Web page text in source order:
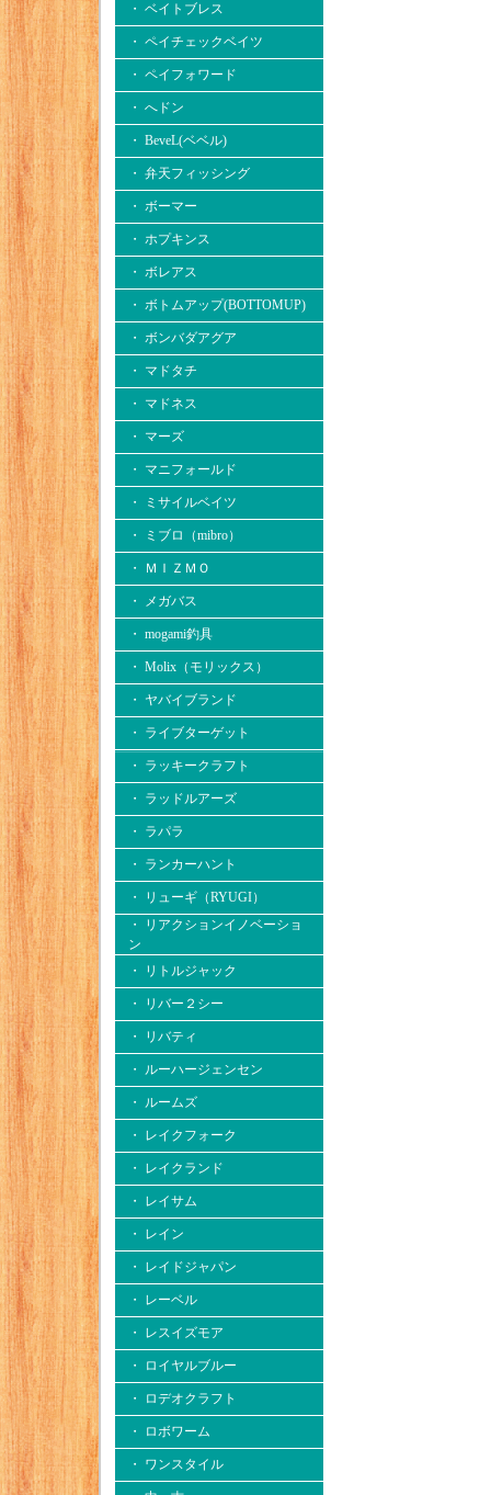
・ ベイトブレス
・ ペイチェックベイツ
・ ペイフォワード
・ へドン
・ BeveL(ベベル)
・ 弁天フィッシング
・ ボーマー
・ ホプキンス
・ ボレアス
・ ボトムアップ(BOTTOMUP)
・ ボンバダアグア
・ マドタチ
・ マドネス
・ マーズ
・ マニフォールド
・ ミサイルベイツ
・ ミブロ（mibro）
・ ＭＩＺＭＯ
・ メガバス
・ mogami釣具
・ Molix（モリックス）
・ ヤバイブランド
・ ライブターゲット
・ ラッキークラフト
・ ラッドルアーズ
・ ラパラ
・ ランカーハント
・ リューギ（RYUGI）
・ リアクションイノベーショ
ン
・ リトルジャック
・ リバー２シー
・ リバティ
・ ルーハージェンセン
・ ルームズ
・ レイクフォーク
・ レイクランド
・ レイサム
・ レイン
・ レイドジャパン
・ レーベル
・ レスイズモア
・ ロイヤルブルー
・ ロデオクラフト
・ ロボワーム
・ ワンスタイル